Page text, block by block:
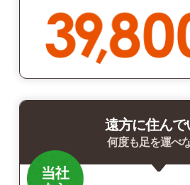
遠方に住んで
何度も足を運べ